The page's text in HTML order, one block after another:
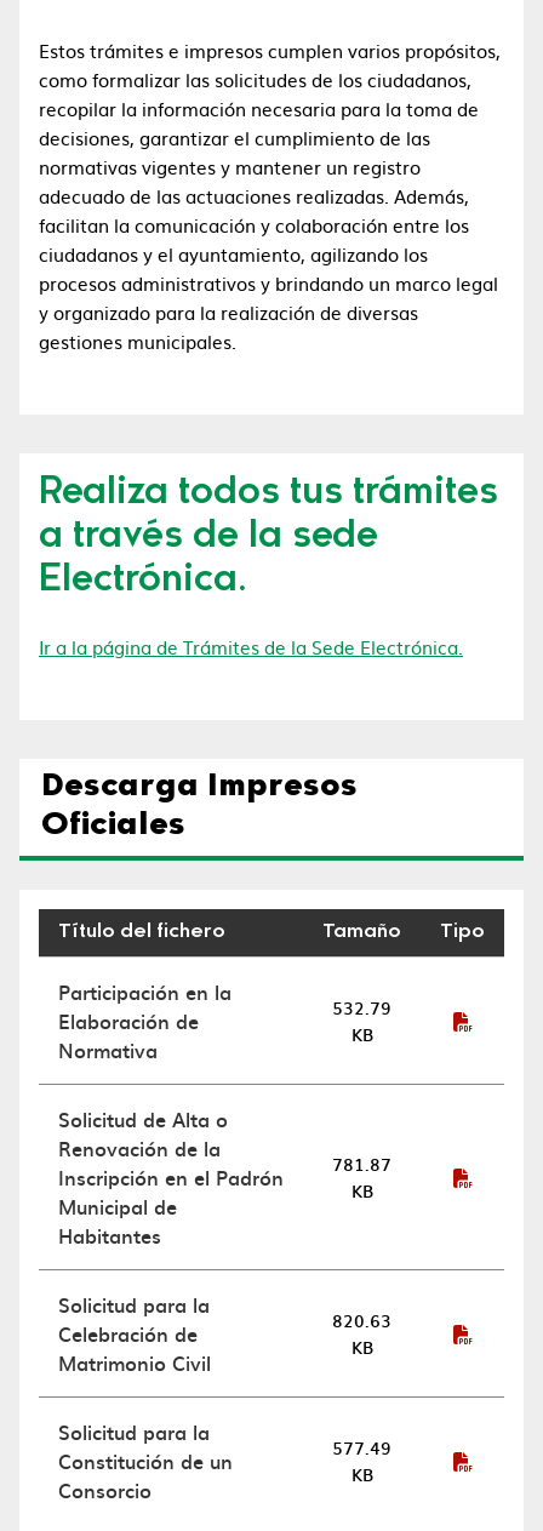
Estos trámites e impresos cumplen varios propósitos,
como formalizar las solicitudes de los ciudadanos,
recopilar la información necesaria para la toma de
decisiones, garantizar el cumplimiento de las
normativas vigentes y mantener un registro
adecuado de las actuaciones realizadas. Además,
facilitan la comunicación y colaboración entre los
ciudadanos y el ayuntamiento, agilizando los
procesos administrativos y brindando un marco legal
y organizado para la realización de diversas
gestiones municipales.
Realiza todos tus trámites
a través de la sede
Electrónica.
Ir a la página de Trámites de la Sede Electrónica.
Descarga Impresos
Oficiales
Título del fichero Tamaño Tipo
Participación en la
Elaboración de
Normativa
532.79
KB
Solicitud de Alta o
Renovación de la
Inscripción en el Padrón
Municipal de
Habitantes
781.87
KB
Solicitud para la
Celebración de
Matrimonio Civil
820.63
KB
Solicitud para la
Constitución de un
Consorcio
577.49
KB